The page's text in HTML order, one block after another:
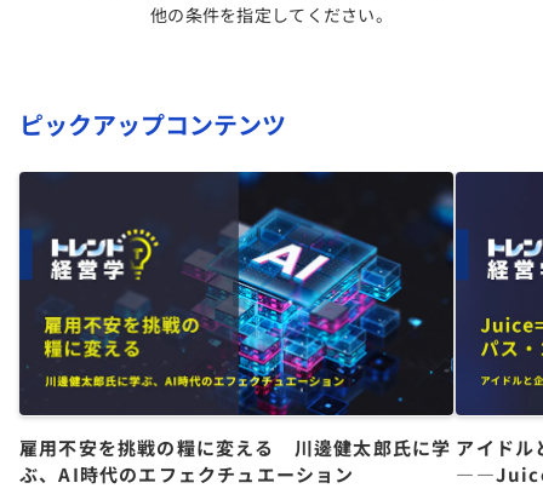
他の条件を指定してください。
ピックアップコンテンツ
雇用不安を挑戦の糧に変える 川邊健太郎氏に学
ぶ、AI時代のエフェクチュエーション
アイドル